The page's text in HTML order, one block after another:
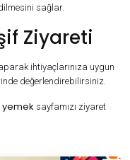
sağlar.
Ziyareti
ihtiyaçlarınıza uygun
değerlendirebilirsiniz.
yemek sayfamızı ziyaret